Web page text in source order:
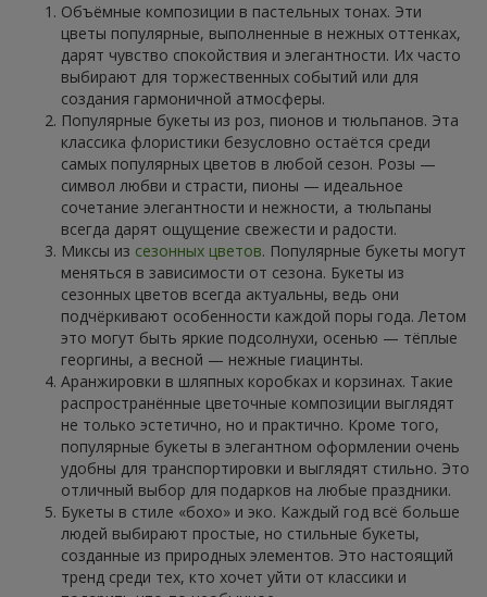
Объёмные композиции в пастельных тонах. Эти
цветы популярные, выполненные в нежных оттенках,
дарят чувство спокойствия и элегантности. Их часто
выбирают для торжественных событий или для
создания гармоничной атмосферы.
Популярные букеты из роз, пионов и тюльпанов. Эта
классика флористики безусловно остаётся среди
самых популярных цветов в любой сезон. Розы —
символ любви и страсти, пионы — идеальное
сочетание элегантности и нежности, а тюльпаны
всегда дарят ощущение свежести и радости.
Миксы из сезонных цветов. Популярные букеты могут
меняться в зависимости от сезона. Букеты из
сезонных цветов всегда актуальны, ведь они
подчёркивают особенности каждой поры года. Летом
это могут быть яркие подсолнухи, осенью — тёплые
георгины, а весной — нежные гиацинты.
Аранжировки в шляпных коробках и корзинах. Такие
распространённые цветочные композиции выглядят
не только эстетично, но и практично. Кроме того,
популярные букеты в элегантном оформлении очень
удобны для транспортировки и выглядят стильно. Это
отличный выбор для подарков на любые праздники.
Букеты в стиле «бохо» и эко. Каждый год всё больше
людей выбирают простые, но стильные букеты,
созданные из природных элементов. Это настоящий
тренд среди тех, кто хочет уйти от классики и